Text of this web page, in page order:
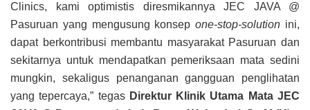
Clinics, kami optimistis diresmikannya JEC JAVA @
Pasuruan yang mengusung konsepone-stop-solution ini,
dapat berkontribusi membantu masyarakat Pasuruan dan
sekitarnya untuk mendapatkan pemeriksaan mata sedini
mungkin, sekaligus penanganan gangguan penglihatan
yang tepercaya,” tegas Direktur Klinik Utama Mata JEC